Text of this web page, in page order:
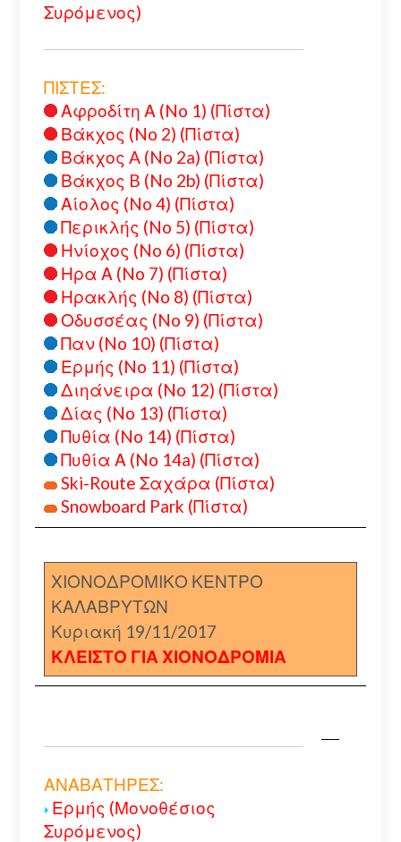
Συρόμενος)
ΠΙΣΤΕΣ:
Αφροδίτη Α (No 1) (Πίστα)
Βάκχος (No 2) (Πίστα)
Βάκχος A (No 2a) (Πίστα)
Βάκχος B (No 2b) (Πίστα)
Αίολος (No 4) (Πίστα)
Περικλής (No 5) (Πίστα)
Ηνίοχος (No 6) (Πίστα)
Ηρα Α (No 7) (Πίστα)
Ηρακλής (No 8) (Πίστα)
Οδυσσέας (No 9) (Πίστα)
Παν (No 10) (Πίστα)
Ερμής (No 11) (Πίστα)
Διηάνειρα (No 12) (Πίστα)
Δίας (No 13) (Πίστα)
Πυθία (No 14) (Πίστα)
Πυθία Α (No 14a) (Πίστα)
Ski-Route Σαχάρα (Πίστα)
Snowboard Park (Πίστα)
ΧΙΟΝΟΔΡΟΜΙΚΟ ΚΕΝΤΡΟ
ΚΑΛΑΒΡΥΤΩΝ
Κυριακή 19/11/2017
ΚΛΕΙΣΤΟ ΓΙΑ ΧΙΟΝΟΔΡΟΜΙΑ
ΑΝΑΒΑΤΗΡΕΣ:
Ερμής (Μονοθέσιος
Συρόμενος)